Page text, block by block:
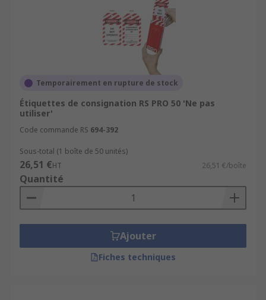
Temporairement en rupture de stock
Étiquettes de consignation RS PRO 50 'Ne pas
utiliser'
Code commande RS 694-392
Sous-total (1 boîte de 50 unités)
26,51 €HT 26,51 €/boîte
Quantité
Ajouter
Fiches techniques